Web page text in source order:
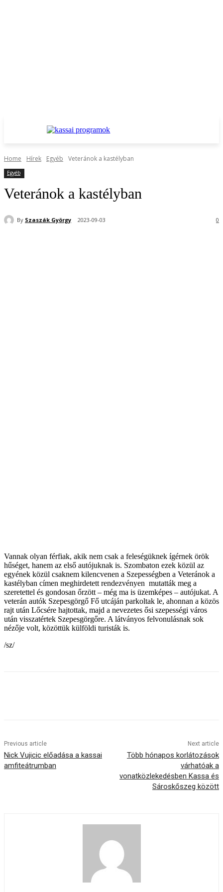
Home Hírek Egyéb Veteránok a kastélyban
Egyéb
Veteránok a kastélyban
By Szaszák György 2023-09-03 0
Vannak olyan férfiak, akik nem csak a feleségüknek ígérnek örök
hűséget, hanem az első autójuknak is. Szombaton ezek közül az
egyének közül csaknem kilencvenen a Szepességben a Veteránok a
kastélyban címen meghirdetett rendezvényen mutatták meg a
szeretettel és gondosan őrzött – még ma is üzemképes – autójukat. A
veterán autók Szepesgörgő Fő utcáján parkoltak le, ahonnan a közös
rajt után Lőcsére hajtottak, majd a nevezetes ősi szepességi város
után visszatértek Szepesgörgőre. A látványos felvonulásnak sok
nézője volt, közöttük külföldi turisták is.
/sz/
Previous article
Nick Vujicic előadása a kassai
amfiteátrumban
Next article
Több hónapos korlátozások
várhatóak a
vonatközlekedésben Kassa és
Sároskőszeg között